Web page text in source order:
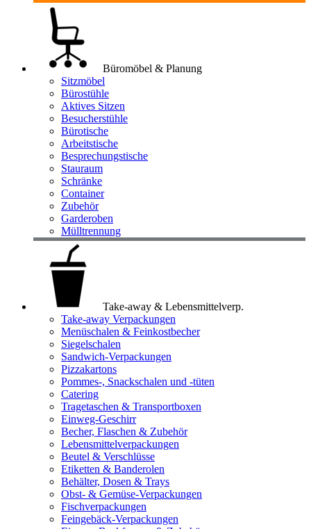
Büromöbel & Planung
Sitzmöbel
Bürostühle
Aktives Sitzen
Besucherstühle
Bürotische
Arbeitstische
Besprechungstische
Stauraum
Schränke
Container
Zubehör
Garderoben
Mülltrennung
Take-away & Lebensmittelverp.
Take-away Verpackungen
Menüschalen & Feinkostbecher
Siegelschalen
Sandwich-Verpackungen
Pizzakartons
Pommes-, Snackschalen und -tüten
Catering
Tragetaschen & Transportboxen
Einweg-Geschirr
Becher, Flaschen & Zubehör
Lebensmittelverpackungen
Beutel & Verschlüsse
Etiketten & Banderolen
Behälter, Dosen & Trays
Obst- & Gemüse-Verpackungen
Fischverpackungen
Feingebäck-Verpackungen